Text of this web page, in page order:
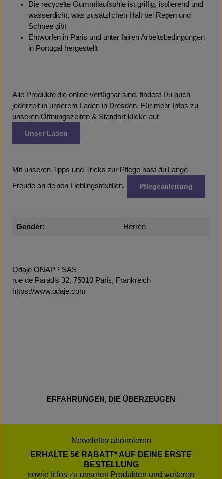
Die recycelte Gummilaufsohle ist griffig, isolierend und
wasserdicht, was zusätzlichen Halt bei Regen und
Schnee gibt
Entworfen in Paris und unter fairen Arbeitsbedingungen
in Portugal hergestellt
Alle Produkte die online verfügbar sind, findest Du auch
jederzeit in unserem Laden in Dresden. Für mehr Infos zu
unseren Öffnungszeiten & Standort klicke auf
Unser Laden
Mit unseren Tipps und Tricks zur Pflege hast du Lange
Freude an deinen Lieblingstextilien. Pflegeanleitung
Gender: Herren
Odaje ONAPP SAS
rue de Paradis 32, 75010 Paris, Frankreich
https://www.odaje.com
ERFAHRUNGEN, DIE ÜBERZEUGEN
Newsletter abonnieren
ERHALTE 5€ RABATT* AUF DEINE ERSTE
BESTELLUNG
sowie Infos zu unseren Produkten und weiteren